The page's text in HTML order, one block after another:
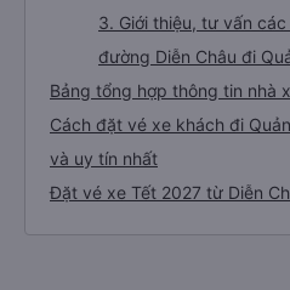
3. Giới thiệu, tư vấn
đường Diễn Châu đi
Bảng tổng hợp thông tin nhà
Cách đặt vé xe khách đi
và uy tín nhất
Đặt vé xe Tết 2027 từ Diễn